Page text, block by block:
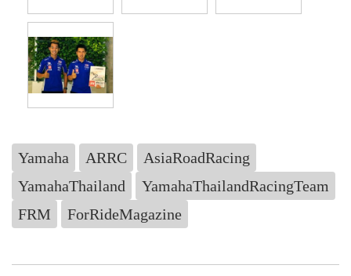
Yamaha ARRC
AsiaRoadRacing
YamahaThailand
YamahaThailandRacingTeam
FRM
ForRideMagazine